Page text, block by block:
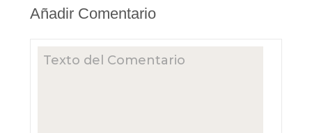
Añadir Comentario